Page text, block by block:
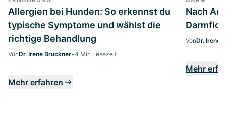
Allergien bei Hunden: So erkennst du
typische Symptome und wählst die
richtige Behandlung
VonDr. Irene Bruckner•4 Min Lesezeit
Mehr erfahren
Nach
VonDr. Irene
Mehr